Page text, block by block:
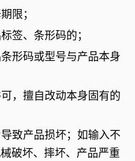
限；
签、条形码的；
形码或型号与产品本身
，擅自改动本身固有的
致产品损坏；如输入不
破坏、摔坏、产品严重